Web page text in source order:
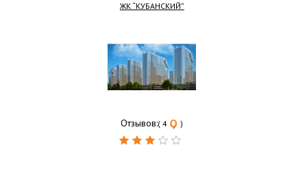
ЖК “КУБАНСКИЙ”
Отзывов:( 4 )